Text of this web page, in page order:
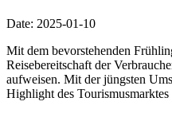
Date: 2025-01-10
Mit dem bevorstehenden
Reisebereitschaft der
aufweisen. Mit der jüngsten
Highlight des